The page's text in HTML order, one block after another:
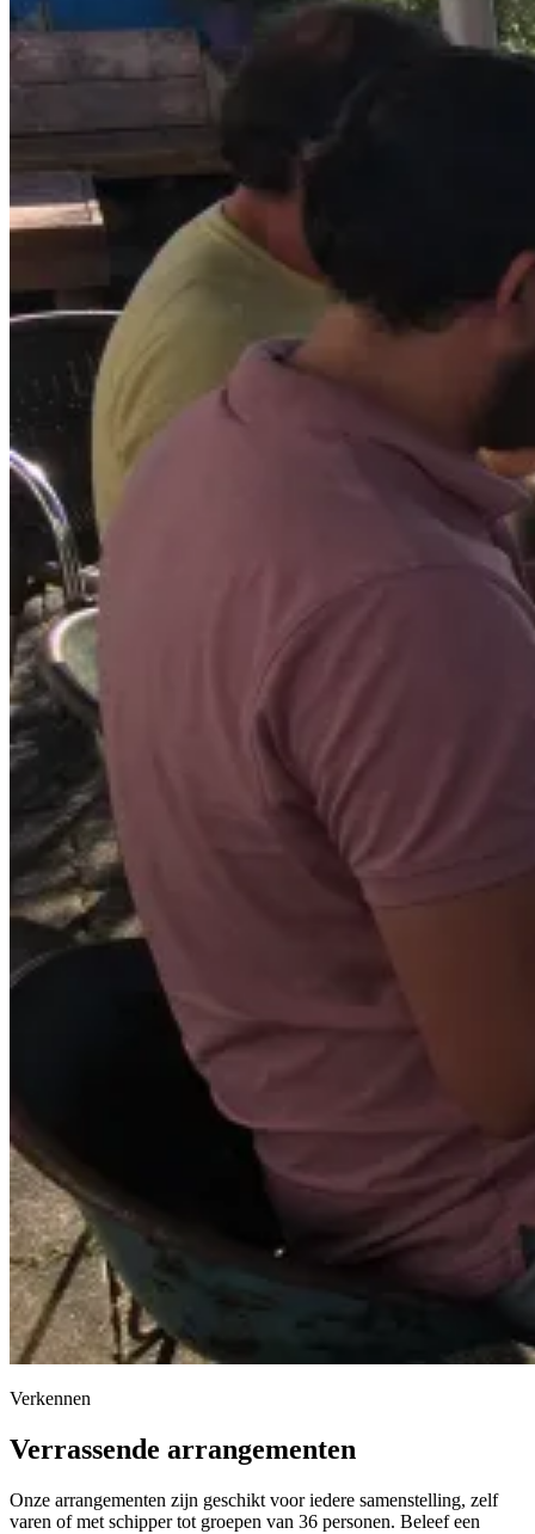
Verkennen
Verrassende arrangementen
Onze arrangementen zijn geschikt voor iedere samenstelling, zelf
varen of met schipper tot groepen van 36 personen. Beleef een